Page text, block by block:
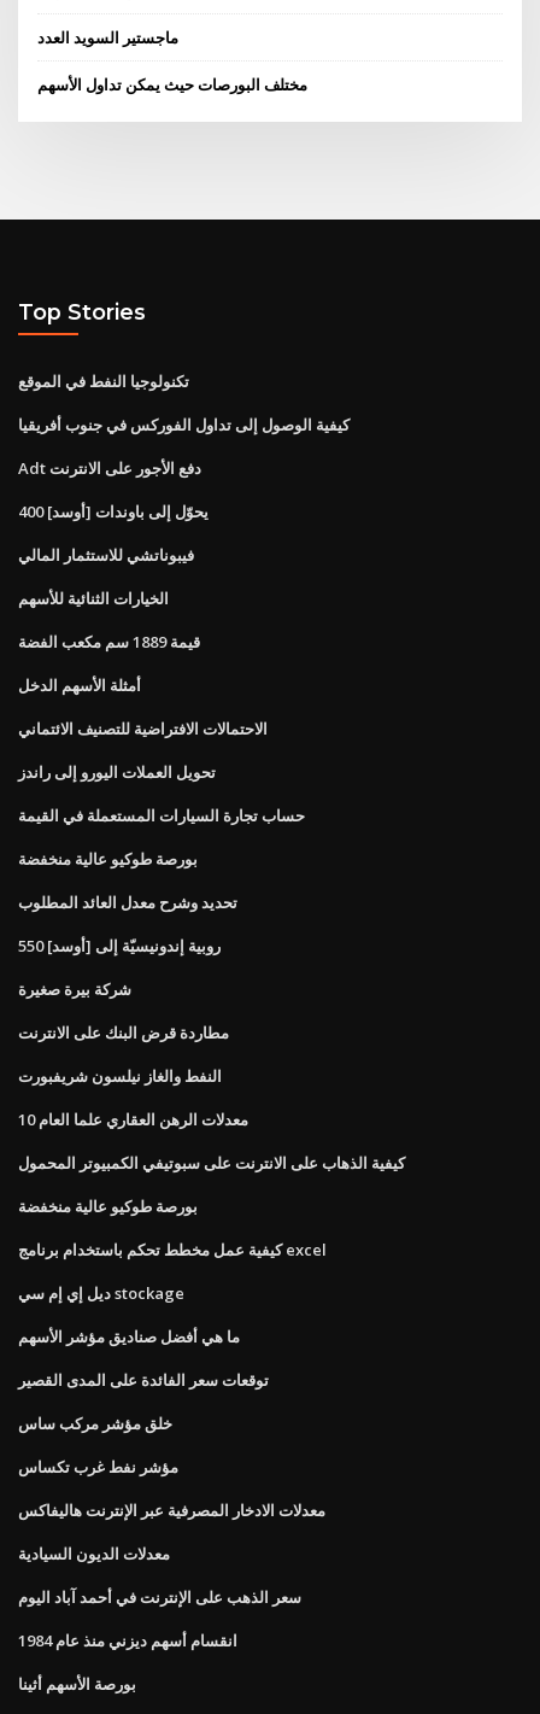
ماجستير السويد العدد
مختلف البورصات حيث يمكن تداول الأسهم
Top Stories
تكنولوجيا النفط في الموقع
كيفية الوصول إلى تداول الفوركس في جنوب أفريقيا
Adt دفع الأجور على الانترنت
400 [أوسد] يحوّل إلى باوندات
فيبوناتشي للاستثمار المالي
الخيارات الثنائية للأسهم
قيمة 1889 سم مكعب الفضة
أمثلة الأسهم الدخل
الاحتمالات الافتراضية للتصنيف الائتماني
تحويل العملات اليورو إلى راندز
حساب تجارة السيارات المستعملة في القيمة
بورصة طوكيو عالية منخفضة
تحديد وشرح معدل العائد المطلوب
550 روبية إندونيسيّة إلى [أوسد]
شركة بيرة صغيرة
مطاردة قرض البنك على الانترنت
النفط والغاز نيلسون شريفبورت
10 معدلات الرهن العقاري علما العام
كيفية الذهاب على الانترنت على سبوتيفي الكمبيوتر المحمول
بورصة طوكيو عالية منخفضة
كيفية عمل مخطط تحكم باستخدام برنامج excel
ديل إي إم سي stockage
ما هي أفضل صناديق مؤشر الأسهم
توقعات سعر الفائدة على المدى القصير
خلق مؤشر مركب ساس
مؤشر نفط غرب تكساس
معدلات الادخار المصرفية عبر الإنترنت هاليفاكس
معدلات الديون السيادية
سعر الذهب على الإنترنت في أحمد آباد اليوم
انقسام أسهم ديزني منذ عام 1984
بورصة الأسهم أثينا